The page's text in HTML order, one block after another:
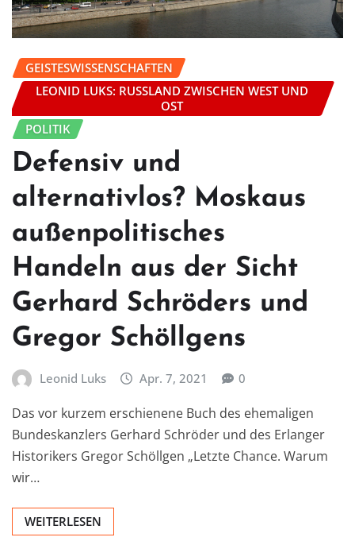
GEISTESWISSENSCHAFTEN
LEONID LUKS: RUSSLAND ZWISCHEN WEST UND
OST
POLITIK
Defensiv und
alternativlos? Moskaus
außenpolitisches
Handeln aus der Sicht
Gerhard Schröders und
Gregor Schöllgens
Leonid Luks Apr. 7, 2021 0
Das vor kurzem erschienene Buch des ehemaligen
Bundeskanzlers Gerhard Schröder und des Erlanger
Historikers Gregor Schöllgen „Letzte Chance. Warum
wir…
WEITERLESEN